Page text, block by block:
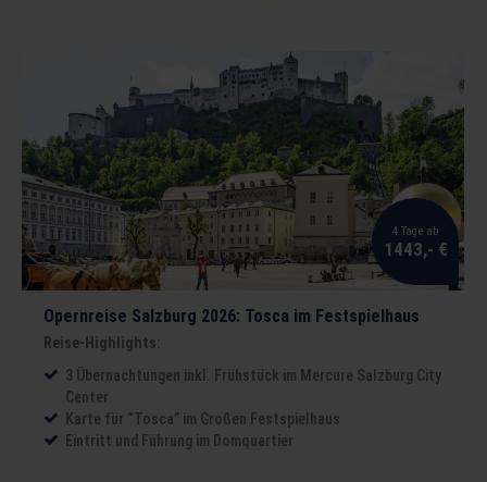
4 Tage ab
1443,- €
Opernreise Salzburg 2026: Tosca im Festspielhaus
Reise-Highlights:
3 Übernachtungen inkl. Frühstück im Mercure Salzburg City
Center
Karte für “Tosca” im Großen Festspielhaus
Eintritt und Führung im Domquartier